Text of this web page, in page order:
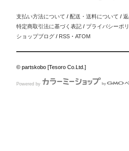
支払い方法について / 配送・送料について /
特定商取引法に基づく表記 / プライバシーポ
ショップブログ / RSS ・ATOM
© partskobo [Tesoro Co.Ltd.]
Powered by